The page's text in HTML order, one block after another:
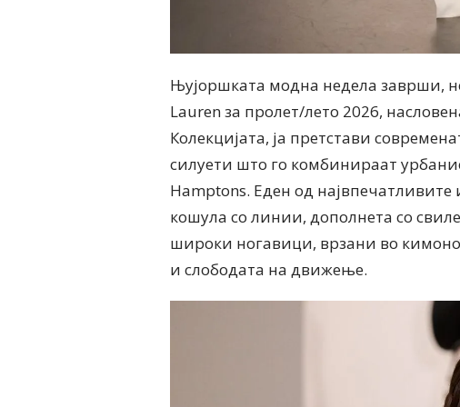
Њујоршката модна недела заврши,
Lauren за пролет/лето 2026,
Колекцијата, ја претстави
силуети што го комбинираат
Hamptons. Еден од
кошула со линии, дополнета со
широки ногавици, врзани во
и слободата на движење.